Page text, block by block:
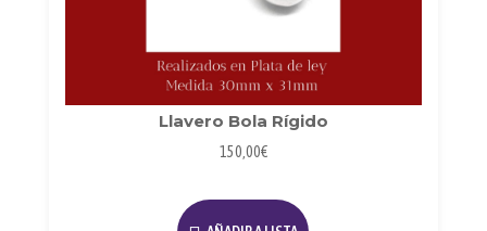
Llavero Bola Rígido
150,00€